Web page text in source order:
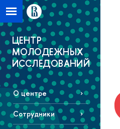
ЦЕНТР
МОЛОДЕЖНЫХ
ИССЛЕДОВАНИЙ
О центре
Сотрудники